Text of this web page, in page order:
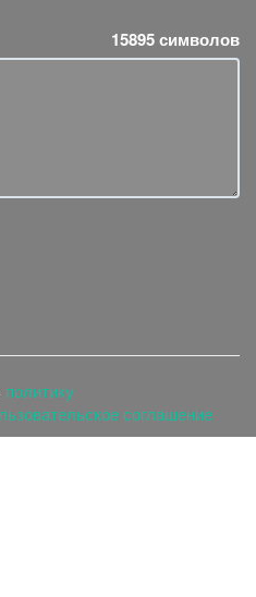
15895символов
политику
соглашение